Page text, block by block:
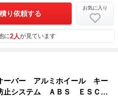
り依頼する
お気に入り
に2人が見ています
ーバー アルミホイール キー
止システム ＡＢＳ ＥＳＣ